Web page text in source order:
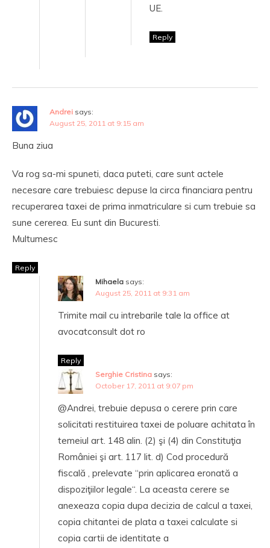
UE.
Reply
Andrei says:
August 25, 2011 at 9:15 am
Buna ziua
Va rog sa-mi spuneti, daca puteti, care sunt actele
necesare care trebuiesc depuse la circa financiara pentru
recuperarea taxei de prima inmatriculare si cum trebuie sa
sune cererea. Eu sunt din Bucuresti.
Multumesc
Reply
Mihaela says:
August 25, 2011 at 9:31 am
Trimite mail cu intrebarile tale la office at
avocatconsult dot ro
Reply
Serghie Cristina says:
October 17, 2011 at 9:07 pm
@Andrei, trebuie depusa o cerere prin care
solicitati restituirea taxei de poluare achitata în
temeiul art. 148 alin. (2) şi (4) din Constituţia
României şi art. 117 lit. d) Cod procedură
fiscală , prelevate “prin aplicarea eronată a
dispoziţiilor legale“. La aceasta cerere se
anexeaza copia dupa decizia de calcul a taxei,
copia chitantei de plata a taxei calculate si
copia cartii de identitate a